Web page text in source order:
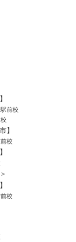
前校
】
校
校